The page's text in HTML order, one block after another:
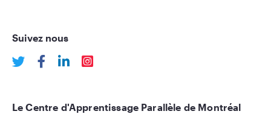
Suivez nous
Le Centre d'Apprentissage Parallèle de Montréal